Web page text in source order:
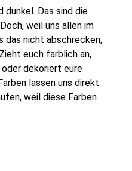
Das sind die
weil uns allen im
nicht abschrecken,
euch farblich an,
dekoriert eure
lassen uns direkt
weil diese Farben